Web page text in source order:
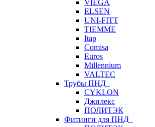
VIEGA
ELSEN
UNI-FITT
TIEMME
Itap
Comisa
Euros
Millennium
VALTEC
Трубы ПНД
CYKLON
Джилекс
ПОЛИТЭК
Фитинги для ПНД